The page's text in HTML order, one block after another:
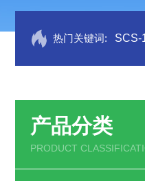
热门关键词: SCS-
产品分类
PRODUCT